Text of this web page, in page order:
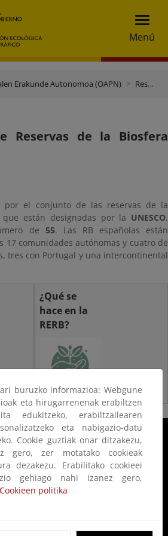
Menú
Erakunde Autonomoa (OAPN) Reservas de la Biosfera
Reservas de la Biosfera
por el conjunto de las reservas de la
que están designadas por la UNESCO.
de 55. Las RB españolas están
17 comunidades autónomas y cuatro de
tres con Portugal y una intercontinental
¿Qué se
hace en la
RERB?
buruzko informazioa: Webgune
eta hirugarrenenak erabiltzen
edukitzeko, erabiltzailearen
eta nabigazio-datu
Cookie guztiak onar ditzakezu,
gero, zer motatako cookieak
dezakezu. Erabilitako cookieei
gehiago nahi izanez gero,
Cookieen politika